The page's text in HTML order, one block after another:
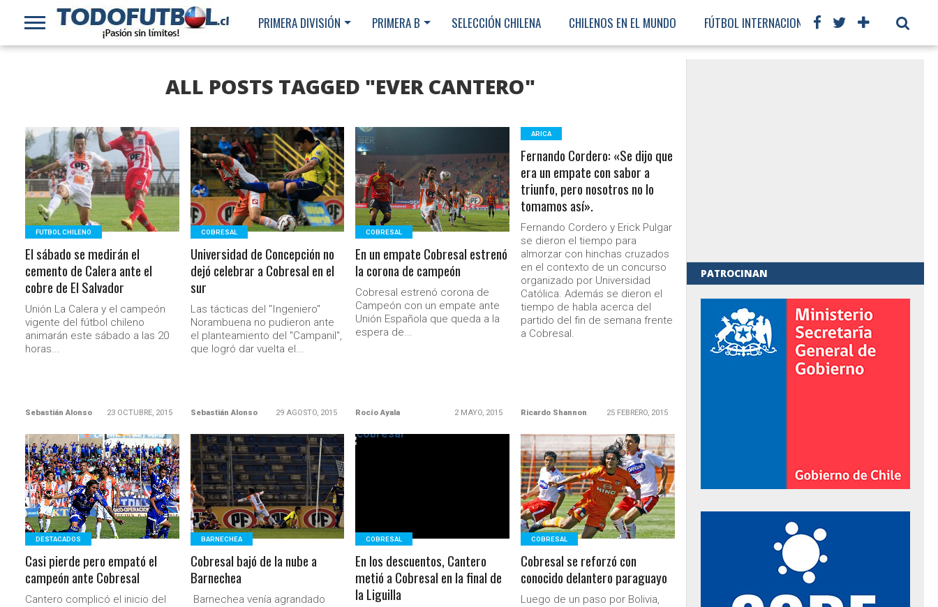
PRIMERA DIVISIÓN PRIMERA B SELECCIÓN CHILENA CHILENOS EN EL MUNDO FÚTBOL INTERNACIONAL
ALL POSTS TAGGED "EVER CANTERO"
LEER MÁS
FUTBOL CHILENO
El sábado se medirán el
cemento de Calera ante el
cobre de El Salvador
Unión La Calera y el campeón
vigente del fútbol chileno
animarán este sábado a las 20
horas...
Sebastián Alonso 23 OCTUBRE, 2015
LEER MÁS
COBRESAL
Universidad de Concepción no
dejó celebrar a Cobresal en el
sur
Las tácticas del "Ingeniero"
Norambuena no pudieron ante
el planteamiento del "Campanil",
que logró dar vuelta el...
Sebastián Alonso 29 AGOSTO, 2015
LEER MÁS
COBRESAL
En un empate Cobresal estrenó
la corona de campeón
Cobresal estrenó corona de
Campeón con un empate ante
Unión Española que queda a la
espera de...
Rocío Ayala 2 MAYO, 2015
ARICA
Fernando Cordero: «Se dijo que
era un empate con sabor a
triunfo, pero nosotros no lo
tomamos así».
Fernando Cordero y Erick Pulgar
se dieron el tiempo para
almorzar con hinchas cruzados
en el contexto de un concurso
organizado por Universidad
Católica. Además se dieron el
tiempo de habla acerca del
partido del fin de semana frente
a Cobresal.
Ricardo Shannon 25 FEBRERO, 2015
LEER MÁS
DESTACADOS
Casi pierde pero empató el
campeón ante Cobresal
Cantero complicó el inicio del
LEER MÁS
BARNECHEA
Cobresal bajó de la nube a
Barnechea
Barnechea venía agrandado
COBRESAL
En los descuentos, Cantero
metió a Cobresal en la final de
la Liguilla
LEER MÁS
COBRESAL
Cobresal se reforzó con
conocido delantero paraguayo
Luego de un paso por Bolivia,
PATROCINAN
Ministerio Secretaría General de Gobierno
Ministerio Secretaría General de Gobierno